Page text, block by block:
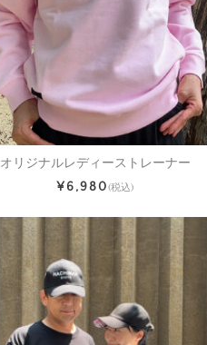
オリジナルレディーストレーナー
¥6,980(税込)